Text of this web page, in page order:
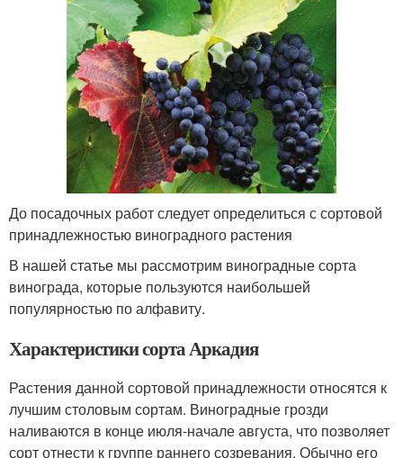
До посадочных работ следует определиться с сортовой
принадлежностью виноградного растения
В нашей статье мы рассмотрим виноградные сорта
винограда, которые пользуются наибольшей
популярностью по алфавиту.
Характеристики сорта Аркадия
Растения данной сортовой принадлежности относятся к
лучшим столовым сортам. Виноградные грозди
наливаются в конце июля-начале августа, что позволяет
сорт отнести к группе раннего созревания. Обычно его